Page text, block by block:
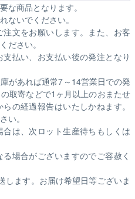
な商品となります。
ないでください。
文をお願いします。また、お客
ださい。
払い、お支払い後の発注となり
があれば通常7～14営業日での発
取寄などで1ヶ月以上のおまたせ
らの経過報告はいたしかねます。
い。
は、次ロット生産待ちもしくは
場合がございますのでご容赦く
します。お届け希望日等ございま